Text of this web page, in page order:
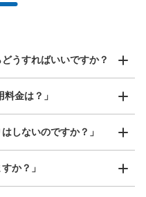
予約
写真を
上と提携
舗も多数
うすればいいですか？
金は？」
しないのですか？」
か？」